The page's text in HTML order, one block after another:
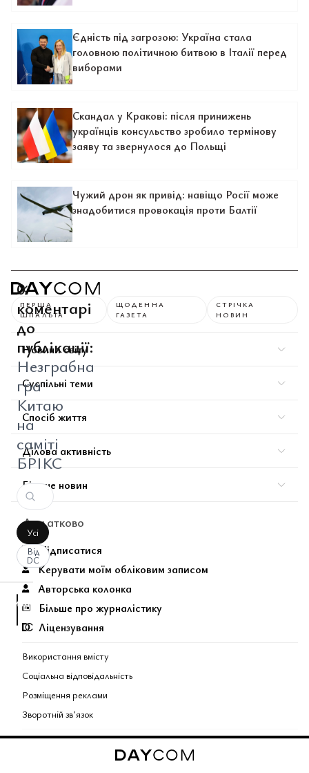
Єдність під загрозою: Україна стала
головною політичною битвою в Італії перед
виборами
Скандал у Кракові: після принижень
українців консульство зробило термінову
заяву та звернулося до Польщі
Чужий дрон як привід: навіщо Росії може
знадобитися провокація проти Балтії
0
коментарі
до
публікації:
Незграбна
гра
Китаю
на
саміті
БРІКС
Усі
Від
DC
вашим
запитом
знайдено.
ПЕРША
ШПАЛЬТА
ЩОДЕННА
ГАЗЕТА
СТРІЧКА
НОВИН
Новини світу
Суспільні теми
Спосіб життя
Ділова активність
Більше новин
Додатково
Підписатися
Керувати моїм обліковим записом
Авторська колонка
Більше про журналістику
Ліцензування
Використання вмісту
Соціальна відповідальність
Розміщення реклами
Зворотній звʼязок
Поєднані теми газети